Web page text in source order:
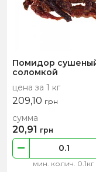
Помидор
соломкой
цена за 1 кг
209,10 грн
мин. колич. 0.1кг
сумма
20,91 грн